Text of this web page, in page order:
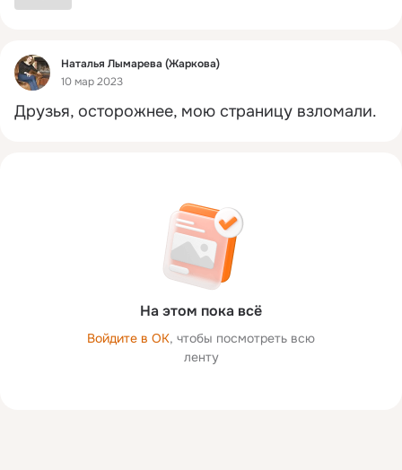
Фид
Наталья Лымарева (Жаркова)
10 мар 2023
Друзья, осторожнее, мою страницу взломали.
На этом пока всё
Войдите в ОК, чтобы посмотреть всю
ленту